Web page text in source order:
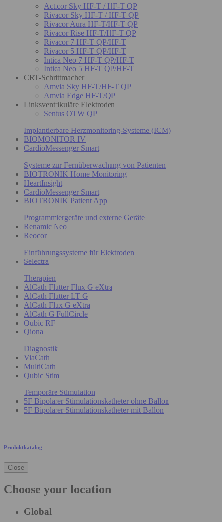
Acticor Sky HF-T / HF-T QP
Rivacor Sky HF-T / HF-T QP
Rivacor Aura HF-T/HF-T QP
Rivacor Rise HF-T/HF-T QP
Rivacor 7 HF-T QP/HF-T
Rivacor 5 HF-T QP/HF-T
Intica Neo 7 HF-T QP/HF-T
Intica Neo 5 HF-T QP/HF-T
CRT-Schrittmacher
Amvia Sky HF-T/HF-T QP
Amvia Edge HF-T/QP
Linksventrikuläre Elektroden
Sentus OTW QP
Implantierbare Herzmonitoring-Systeme (ICM)
BIOMONITOR IV
CardioMessenger Smart
Systeme zur Fernüberwachung von Patienten
BIOTRONIK Home Monitoring
HeartInsight
CardioMessenger Smart
BIOTRONIK Patient App
Programmiergeräte und externe Geräte
Renamic Neo
Reocor
Einführungssysteme für Elektroden
Selectra
Therapien
AlCath Flutter Flux G eXtra
AlCath Flutter LT G
AlCath Flux G eXtra
AlCath G FullCircle
Qubic RF
Qiona
Diagnostik
ViaCath
MultiCath
Qubic Stim
Temporäre Stimulation
5F Bipolarer Stimulationskatheter ohne Ballon
5F Bipolarer Stimulationskatheter mit Ballon
Produktkatalog
Close
Choose your location
Global